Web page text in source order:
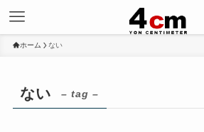
ホーム ない
ない – tag –